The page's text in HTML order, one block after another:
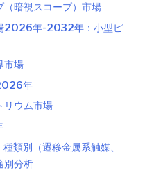
暗視スコープ）市場
2026年-2032年：小型ピ
市場
年
リウム市場
類別（遷移金属系触媒、
別分析